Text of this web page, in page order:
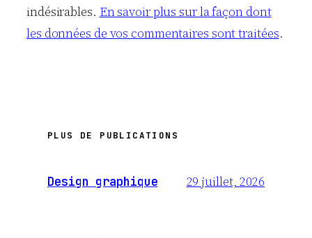
indésirables. En savoir plus sur la façon dont
les données de vos commentaires sont traitées.
PLUS DE PUBLICATIONS
Design graphique 29 juillet, 2026